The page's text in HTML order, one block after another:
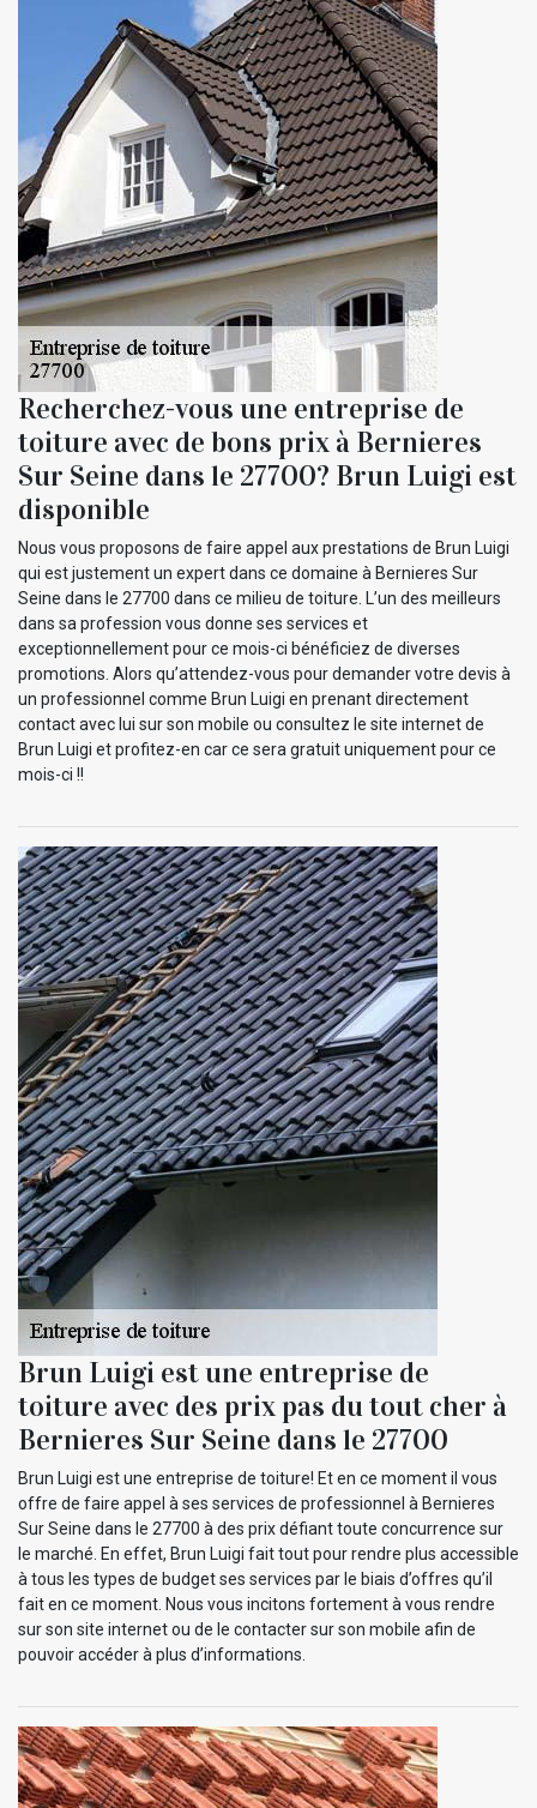
Recherchez-vous une entreprise de
toiture avec de bons prix à Bernieres
Sur Seine dans le 27700? Brun Luigi est
disponible
Nous vous proposons de faire appel aux prestations de Brun Luigi
qui est justement un expert dans ce domaine à Bernieres Sur
Seine dans le 27700 dans ce milieu de toiture. L’un des meilleurs
dans sa profession vous donne ses services et
exceptionnellement pour ce mois-ci bénéficiez de diverses
promotions. Alors qu’attendez-vous pour demander votre devis à
un professionnel comme Brun Luigi en prenant directement
contact avec lui sur son mobile ou consultez le site internet de
Brun Luigi et profitez-en car ce sera gratuit uniquement pour ce
mois-ci !!
Brun Luigi est une entreprise de
toiture avec des prix pas du tout cher à
Bernieres Sur Seine dans le 27700
Brun Luigi est une entreprise de toiture! Et en ce moment il vous
offre de faire appel à ses services de professionnel à Bernieres
Sur Seine dans le 27700 à des prix défiant toute concurrence sur
le marché. En effet, Brun Luigi fait tout pour rendre plus accessible
à tous les types de budget ses services par le biais d’offres qu’il
fait en ce moment. Nous vous incitons fortement à vous rendre
sur son site internet ou de le contacter sur son mobile afin de
pouvoir accéder à plus d’informations.